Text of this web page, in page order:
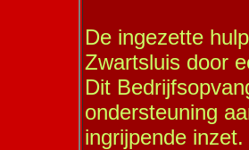
De ingezette
Zwartsluis door
Dit
ondersteuning
ingrijpende inzet.